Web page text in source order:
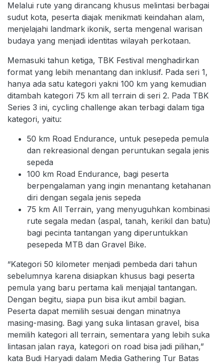
Melalui rute yang dirancang khusus melintasi berbagai
sudut kota, peserta diajak menikmati keindahan alam,
menjelajahi landmark ikonik, serta mengenal warisan
budaya yang menjadi identitas wilayah perkotaan.
Memasuki tahun ketiga, TBK Festival menghadirkan
format yang lebih menantang dan inklusif. Pada seri 1,
hanya ada satu kategori yakni 100 km yang kemudian
ditambah kategori 75 km all terrain di seri 2. Pada TBK
Series 3 ini, cycling challenge akan terbagi dalam tiga
kategori, yaitu:
50 km Road Endurance, untuk pesepeda pemula
dan rekreasional dengan peruntukan segala jenis
sepeda
100 km Road Endurance, bagi peserta
berpengalaman yang ingin menantang ketahanan
diri dengan segala jenis sepeda
75 km All Terrain, yang menyuguhkan kombinasi
rute segala medan (aspal, tanah, kerikil dan batu)
bagi pecinta tantangan yang diperuntukkan
pesepeda MTB dan Gravel Bike.
“Kategori 50 kilometer menjadi pembeda dari tahun
sebelumnya karena disiapkan khusus bagi peserta
pemula yang baru pertama kali menjajal tantangan.
Dengan begitu, siapa pun bisa ikut ambil bagian.
Peserta dapat memilih sesuai dengan minatnya
masing-masing. Bagi yang suka lintasan gravel, bisa
memilih kategori all terrain, sementara yang lebih suka
lintasan jalan raya, kategori on road bisa jadi pilihan,”
kata Budi Haryadi dalam Media Gathering Tur Batas